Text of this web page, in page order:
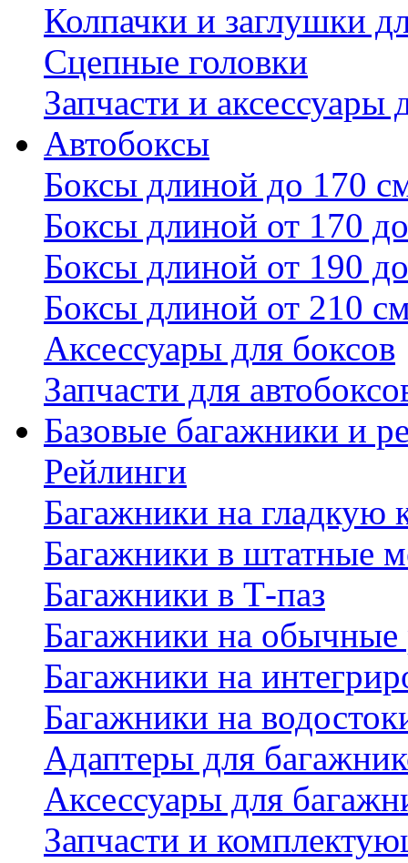
Колпачки и заглушки
Сцепные головки
Запчасти и аксессуары
Автобоксы
Боксы длиной до 170
Боксы длиной от 170
Боксы длиной от 190
Боксы длиной от 210
Аксессуары для боксов
Запчасти для
Базовые багажники и
Рейлинги
Багажники на гладкую
Багажники в штатные
Багажники в Т-паз
Багажники на обычные
Багажники на
Багажники на
Адаптеры для
Аксессуары для
Запчасти и